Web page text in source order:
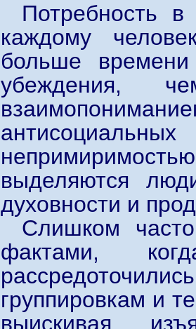
Потребность
каждому
больше
убеждения,
выделяются
духовности и
Слишком
фактами,
группировкам и
выискивая